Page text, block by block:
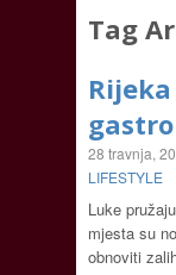
Tag
28 travnja,
LIFESTYLE
Luke
mjesta su
obnoviti